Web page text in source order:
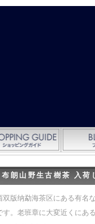
朗山野生古樹茶 入荷
双版纳勐海茶区にある有名
す。老班章に大変近くにあ